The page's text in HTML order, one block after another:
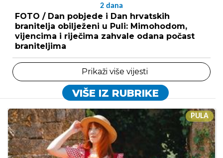
2 dana
FOTO / Dan pobjede i Dan hrvatskih
branitelja obilježeni u Puli: Mimohodom,
vijencima i riječima zahvale odana počast
braniteljima
Prikaži više vijesti
VIŠE IZ RUBRIKE
PULA